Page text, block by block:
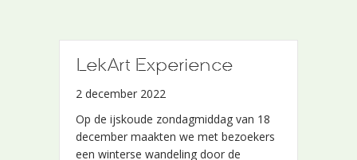
LekArt Experience
2 december 2022
Op de ijskoude zondagmiddag van 18
december maakten we met bezoekers
een winterse wandeling door de